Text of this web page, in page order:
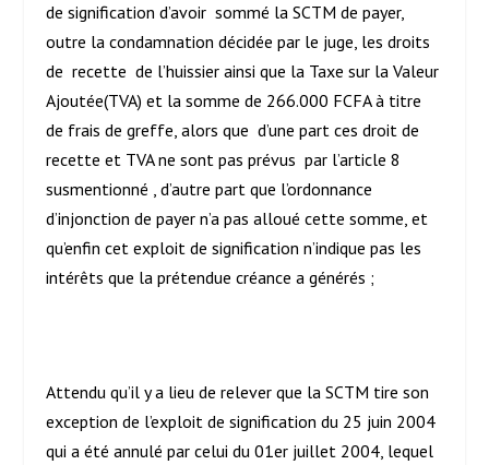
de signification d’avoir sommé la SCTM de payer,
outre la condamnation décidée par le juge, les droits
de recette de l’huissier ainsi que la Taxe sur la Valeur
Ajoutée(TVA) et la somme de 266.000 FCFA à titre
de frais de greffe, alors que d’une part ces droit de
recette et TVA ne sont pas prévus par l’article 8
susmentionné , d’autre part que l’ordonnance
d’injonction de payer n’a pas alloué cette somme, et
qu’enfin cet exploit de signification n’indique pas les
intérêts que la prétendue créance a générés ;
Attendu qu’il y a lieu de relever que la SCTM tire son
exception de l’exploit de signification du 25 juin 2004
qui a été annulé par celui du 01er juillet 2004, lequel